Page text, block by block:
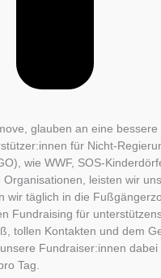
glauben an eine bessere
für Nicht-
wie WWF, SOS-
Organisationen, leisten wir
wir täglich in die
Fundraising für
tollen Kontakten und dem
Fundraiser:innen dabei
Tag.